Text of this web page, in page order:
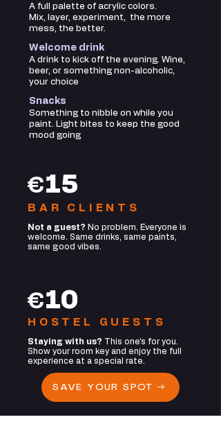
A full palette of acrylic colors.
Mix, layer, experiment, the more
mess, the better.
Welcome drink
A drink to kick off the evening. Wine,
beer, or something non-alcoholic,
your choice
​Snacks
Something to nibble on while you
paint. Light bites to keep the good
mood going
€15
BAR CLIENTS
Not a guest? No problem. Everyone is
welcome. Same drinks, same paints,
same good vibes.
€10
HOSTEL GUESTS
Staying with us? This one's for you.
Show your room key and enjoy the full
experience at a special rate.
SAVE YOUR SPOT →